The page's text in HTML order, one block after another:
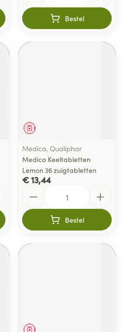
Bestel
Geneesmiddel
Medica, Qualiphar
Medica Keeltabletten
Lemon 36 zuigtabletten
€ 13,44
Bestel
Geneesmiddel